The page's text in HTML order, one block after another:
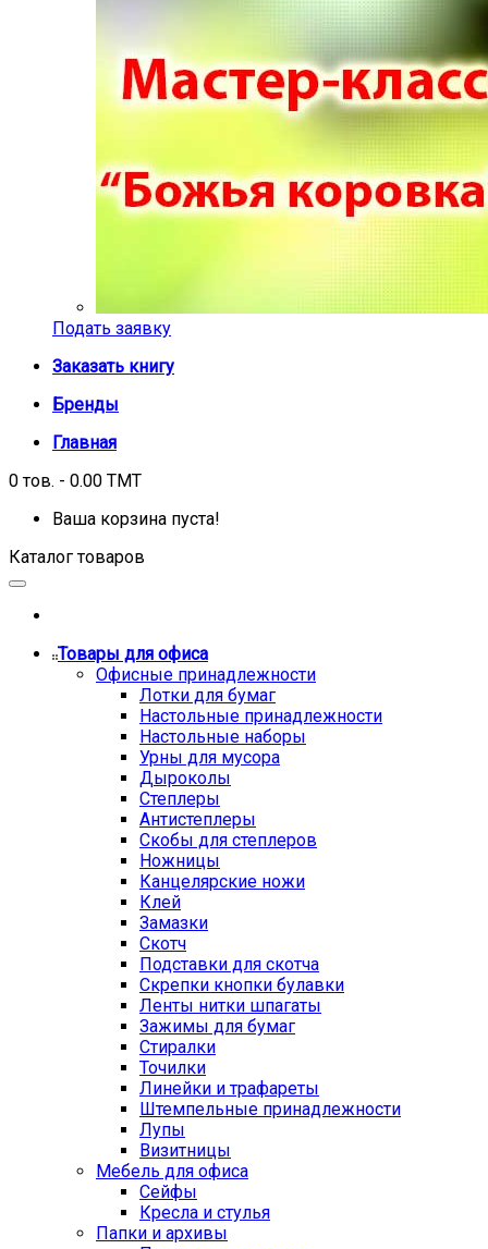
Подать заявку
Заказать книгу
Бренды
Главная
0 тов. - 0.00 TMT
Ваша корзина пуста!
Каталог товаров
Товары для офиса
Офисные принадлежности
Лотки для бумаг
Настольные принадлежности
Настольные наборы
Урны для мусора
Дыроколы
Степлеры
Антистеплеры
Скобы для степлеров
Ножницы
Канцелярские ножи
Клей
Замазки
Скотч
Подставки для скотча
Скрепки кнопки булавки
Ленты нитки шпагаты
Зажимы для бумаг
Стиралки
Точилки
Линейки и трафареты
Штемпельные принадлежности
Лупы
Визитницы
Мебель для офиса
Сейфы
Кресла и стулья
Папки и архивы